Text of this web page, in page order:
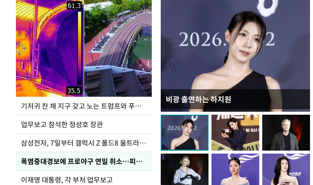
기저귀 찬 채 지구 갖고 노는 트럼프와 푸틴 형상 미로
업무보고 참석한 정성호 장관
삼성전자, 7일부터 갤럭시 Z 폴드8 울트라·폴드8·플립8 출시
폭염중대경보에 프로야구 연일 취소…피칭 연습장 '52도'
이재명 대통령, 각 부처 업무보고
비광 출연하는 하지원
송영길·정청래·김민석, 전당대회 앞두고 두 번째
TV 토론